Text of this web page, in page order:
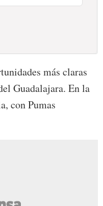
más claras
Guadalajara. En la
con Pumas